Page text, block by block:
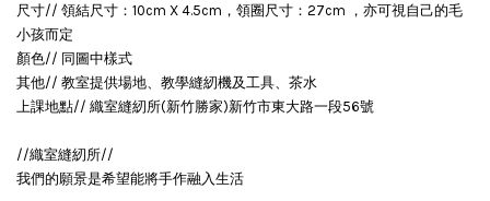
尺寸// 領結尺寸：10cm X 4.5cm，領圈尺寸：27cm ，亦可視自己的毛
小孩而定
顏色// 同圖中樣式
其他// 教室提供場地、教學縫紉機及工具、茶水
上課地點// 織室縫紉所(新竹勝家)新竹市東大路一段56號
//織室縫紉所//
我們的願景是希望能將手作融入生活